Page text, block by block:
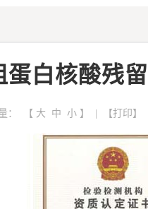
蛋白核酸残
： 【 大 中 小 】 | 【打印 】